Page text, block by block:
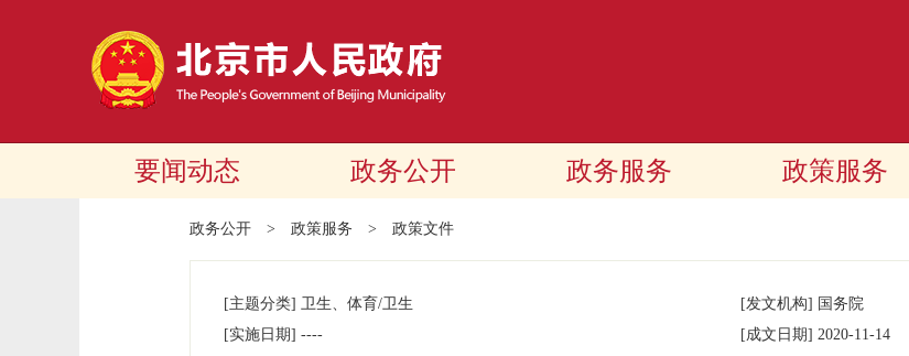
要闻动态 政务公开 政务服务 政策服务
政务公开 > 政策服务 > 政策文件
[主题分类] 卫生、体育/卫生 [发文机构] 国务院
[实施日期] ---- [成文日期] 2020-11-14